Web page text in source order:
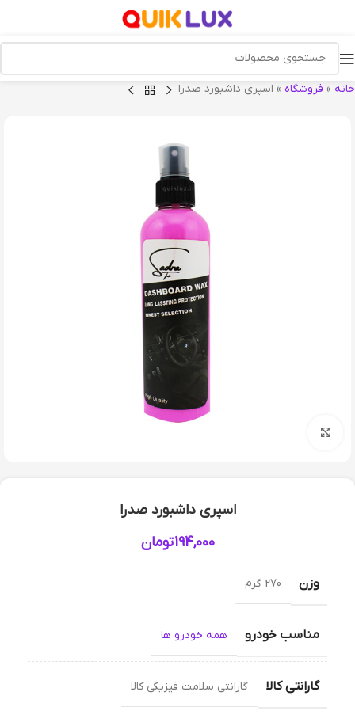
خانه » فروشگاه » اسپری داشبورد صدرا
اسپری داشبورد صدرا
194,000تومان
وزن 270 گرم
مناسب خودرو همه خودرو ها
گارانتی کالا گارانتی سلامت فیزیکی کالا